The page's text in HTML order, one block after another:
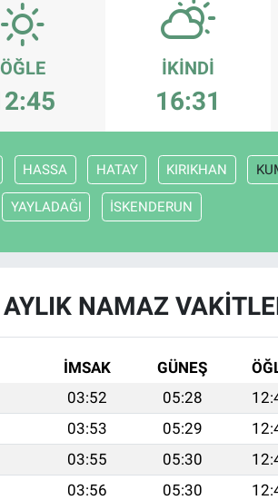
ÖĞLE İKINDI
16:31
HASSA HATAY KIRIKHAN
YAYLADAĞI İSKENDERUN
NAMAZ
İMSAK GÜNEŞ
03:52 05:28
03:53 05:29
03:55 05:30
03:56 05:30